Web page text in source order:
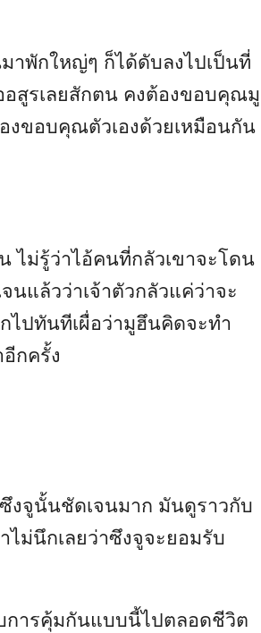
พักใหญ่ๆ ก็ได้ดับลงไปเป็นที่
อสูรเลยสักตน คงต้องขอบคุณมู
ขอบคุณตัวเองด้วยเหมือนกัน
ม่รู้ว่าไอ้คนที่กลัวเขาจะโดน
แล้วว่าเจ้าตัวกลัวแค่ว่าจะ
ไปทันทีเผื่อว่ามูฮึนคิดจะทำ
กครั้ง
งจูนั้นชัดเจนมาก มันดูราวกับ
ไม่นึกเลยว่าซึงจูจะยอมรับ
การคุ้มกันแบบนี้ไปตลอดชีวิต